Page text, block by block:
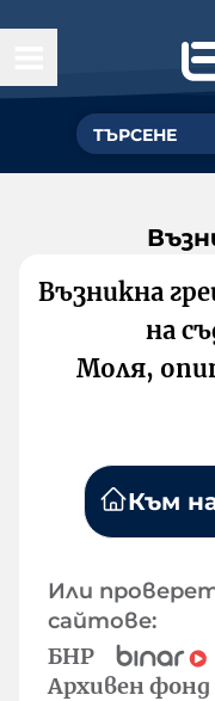
Възникна
на
Моля,
Към
Или
сайтове:
БНР
Архивен